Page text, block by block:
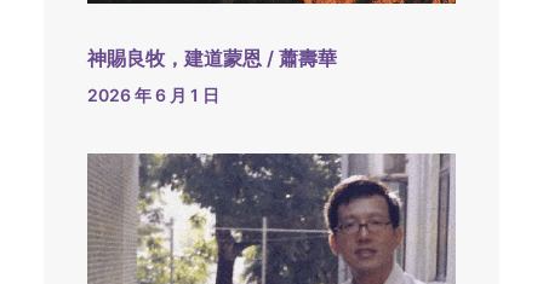
神賜良牧，建道蒙恩 / 蕭壽華
2026 年 6 月 1 日